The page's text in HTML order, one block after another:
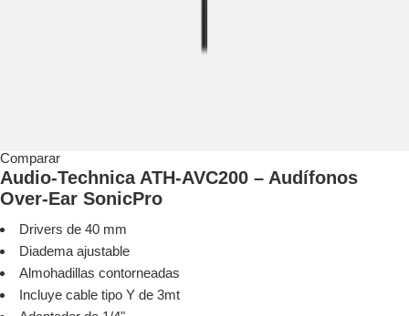
Comparar
Audio-Technica ATH-AVC200 – Audífonos
Over-Ear SonicPro
Drivers de 40 mm
Diadema ajustable
Almohadillas contorneadas
Incluye cable tipo Y de 3mt